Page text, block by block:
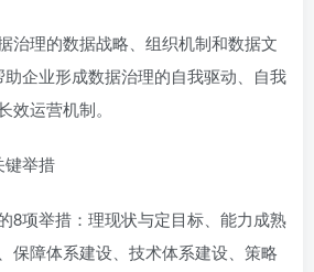
治理的数据战略、组织机制和数据文
企业形成数据治理的自我驱动、自我
效运营机制。
键举措
8项举措：理现状与定目标、能力成熟
保障体系建设、技术体系建设、策略